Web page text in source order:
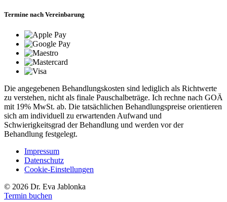
Termine nach Vereinbarung
Die angegebenen Behandlungskosten sind lediglich als Richtwerte
zu verstehen, nicht als finale Pauschalbeträge. Ich rechne nach GOÄ
mit 19% MwSt. ab. Die tatsächlichen Behandlungspreise orientieren
sich am individuell zu erwartenden Aufwand und
Schwierigkeitsgrad der Behandlung und werden vor der
Behandlung festgelegt.
Impressum
Datenschutz
Cookie-Einstellungen
© 2026 Dr. Eva Jablonka
Termin buchen